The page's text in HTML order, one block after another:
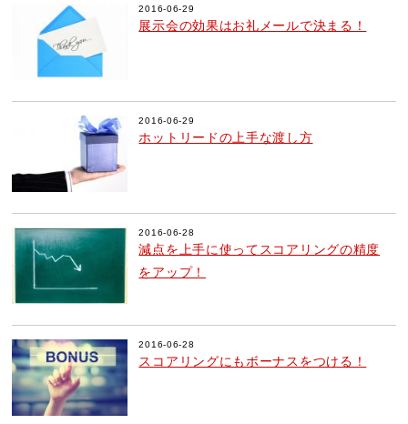
2016-06-29
展示会の効果はお礼メールで決まる！
2016-06-29
ホットリードの上手な渡し方
2016-06-28
減点を上手に使ってスコアリングの精度
をアップ！
2016-06-28
スコアリングにもボーナスをつける！